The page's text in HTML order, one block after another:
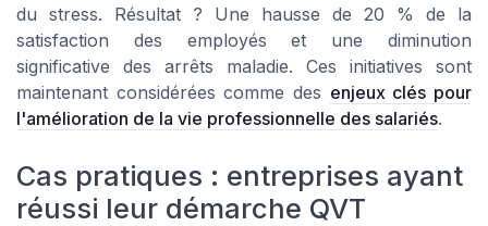
du stress. Résultat ? Une hausse de 20 % de la
satisfaction des employés et une diminution
significative des arrêts maladie. Ces initiatives sont
maintenant considérées comme des enjeux clés pour
l'amélioration de la vie professionnelle des salariés.
Cas pratiques : entreprises ayant
réussi leur démarche QVT